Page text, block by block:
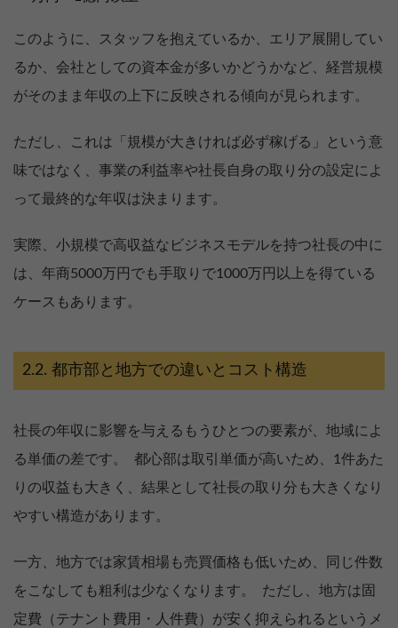
このように、スタッフを抱えているか、エリア展開してい
るか、会社としての資本金が多いかどうかなど、経営規模
がそのまま年収の上下に反映される傾向が見られます。
ただし、これは「規模が大きければ必ず稼げる」という意
味ではなく、事業の利益率や社長自身の取り分の設定によ
って最終的な年収は決まります。
実際、小規模で高収益なビジネスモデルを持つ社長の中に
は、年商5000万円でも手取りで1000万円以上を得ている
ケースもあります。
都市部と地方での違いとコスト構造
社長の年収に影響を与えるもうひとつの要素が、地域によ
る単価の差です。 都心部は取引単価が高いため、1件あた
りの収益も大きく、結果として社長の取り分も大きくなり
やすい構造があります。
一方、地方では家賃相場も売買価格も低いため、同じ件数
をこなしても粗利は少なくなります。 ただし、地方は固
定費（テナント費用・人件費）が安く抑えられるというメ